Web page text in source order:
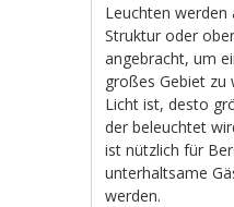
Leuchten werden
Struktur oder
angebracht, um
großes Gebiet zu
Licht ist, desto
der beleuchtet
ist nützlich für
unterhaltsame
werden.